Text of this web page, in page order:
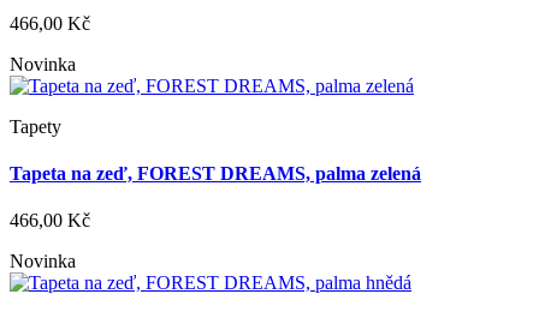
466,00 Kč
Novinka
Tapety
Tapeta na zeď, FOREST DREAMS, palma zelená
466,00 Kč
Novinka